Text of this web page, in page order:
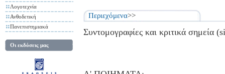
Λογοτεχνία
Ανθοδετική
Πανεπιστημιακά
Οι εκδόσεις μας
Περιεχόμενα>>
Συντομογραφίες και κριτικά σημεία